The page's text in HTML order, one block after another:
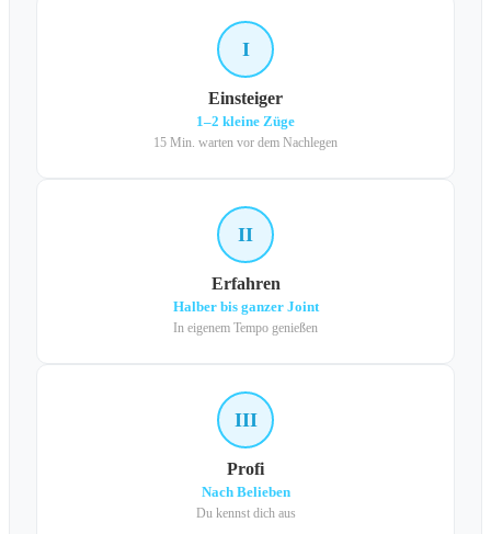
I
Einsteiger
1–2 kleine Züge
15 Min. warten vor dem Nachlegen
II
Erfahren
Halber bis ganzer Joint
In eigenem Tempo genießen
III
Profi
Nach Belieben
Du kennst dich aus